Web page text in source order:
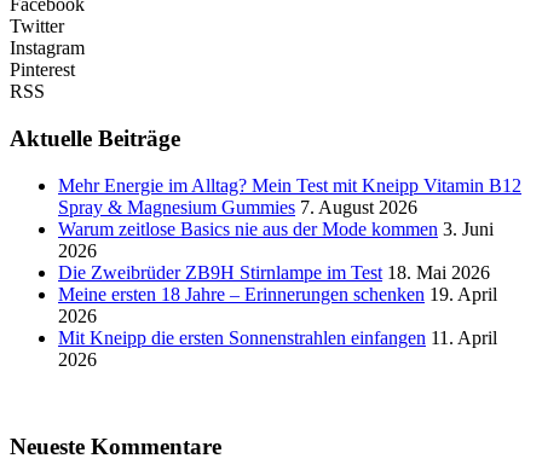
Facebook
Twitter
Instagram
Pinterest
RSS
Aktuelle Beiträge
Mehr Energie im Alltag? Mein Test mit Kneipp Vitamin B12
Spray & Magnesium Gummies 7. August 2026
Warum zeitlose Basics nie aus der Mode kommen 3. Juni
2026
Die Zweibrüder ZB9H Stirnlampe im Test 18. Mai 2026
Meine ersten 18 Jahre – Erinnerungen schenken 19. April
2026
Mit Kneipp die ersten Sonnenstrahlen einfangen 11. April
2026
Neueste Kommentare